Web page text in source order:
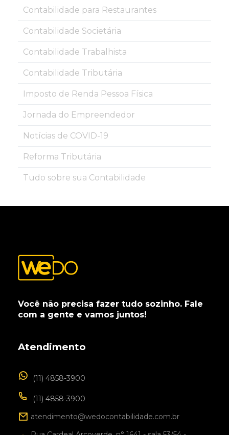
Contabilidade para Restaurantes
Contabilidade Societária
Contabilidade Trabalhista
Contabilidade Tributária
Imposto de Renda Pessoa Física
Jornada do Empreendedor
Notícias de COVID-19
Reforma Tributária
Tudo sobre sua Contabilidade
Você não precisa fazer tudo sozinho. Fale
com a gente e vamos juntos!
Atendimento
(11) 4858-3900
(11) 4858-3900
atendimento@wedocontabilidade.com.br